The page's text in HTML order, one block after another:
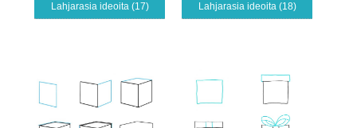
Lahjarasia ideoita (17) Lahjarasia ideoita (18)